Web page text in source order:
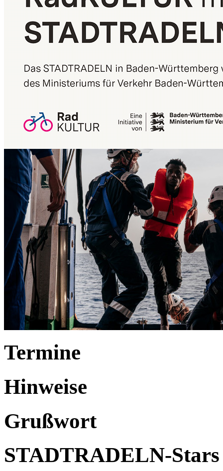
Termine
Hinweise
Grußwort
STADTRADELN-Stars